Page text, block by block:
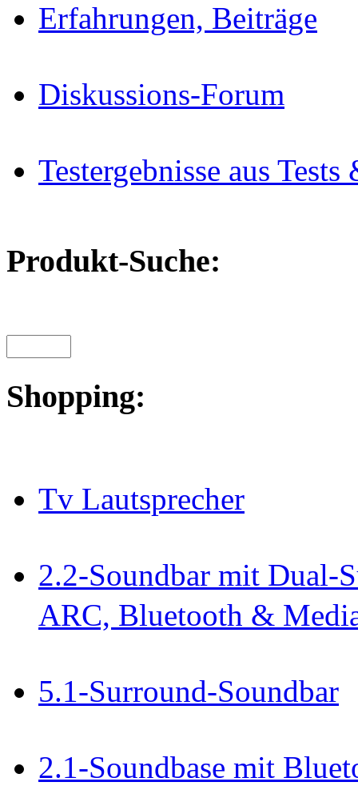
Erfahrungen, Beiträge
Diskussions-Forum
Testergebnisse aus
Produkt-Suche:
Shopping:
Tv Lautsprecher
2.2-Soundbar mit Dual-
ARC, Bluetooth &
5.1-Surround-Soundbar
2.1-Soundbase mit